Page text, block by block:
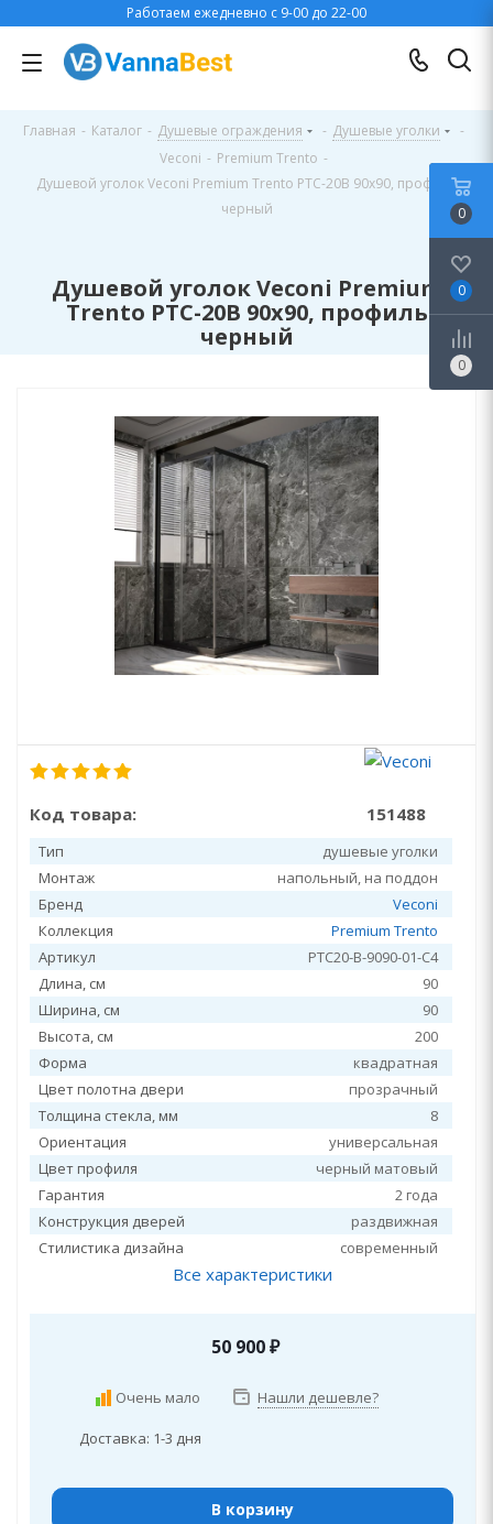
Работаем ежедневно с 9-00 до 22-00
Главная - Каталог - Душевые ограждения - Душевые уголки
-
Veconi - Premium Trento -
Душевой уголок Veconi Premium Trento PTC-20B 90x90, профиль
черный
Душевой уголок Veconi Premium
Trento PTC-20B 90x90, профиль
черный
Код товара: 151488
Тип
душевые уголки
Монтаж
напольный, на поддон
Бренд
Veconi
Коллекция
Premium Trento
Артикул
PTC20-B-9090-01-C4
Длина, см
90
Ширина, см
90
Высота, см
200
Форма
квадратная
Цвет полотна двери
прозрачный
Толщина стекла, мм
8
Ориентация
универсальная
Цвет профиля
черный матовый
Гарантия
2 года
Конструкция дверей
раздвижная
Стилистика дизайна
современный
Все характеристики
50 900₽
Очень мало Нашли дешевле?
Доставка: 1-3 дня
В корзину
0
0
0